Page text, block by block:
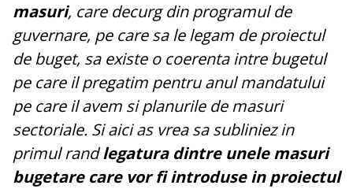
masuri, care decurg din programul de
guvernare, pe care sa le legam de proiectul
de buget, sa existe o coerenta intre bugetul
pe care il pregatim pentru anul mandatului
pe care il avem si planurile de masuri
sectoriale. Si aici as vrea sa subliniez in
primul rand legatura dintre unele masuri
bugetare care vor fi introduse in proiectul